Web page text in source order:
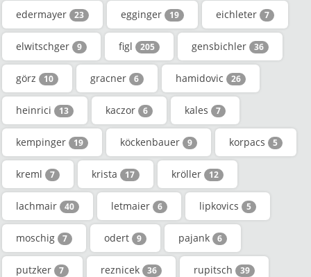
edermayer 23 egginger 19 eichleter 7
elwitschger 9 figl 205 gensbichler 36
görz 10 gracner 6 hamidovic 26
heinrici 13 kaczor 6 kales 7
kempinger 19 köckenbauer 9 korpacs 5
kreml 7 krista 17 kröller 12
lachmair 40 letmaier 6 lipkovics 5
moschig 7 odert 9 pajank 6
putzker 7 reznicek 36 rupitsch 39